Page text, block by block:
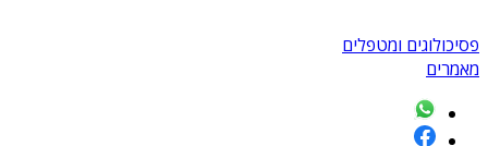
פסיכולוגים ומטפלים
מאמרים